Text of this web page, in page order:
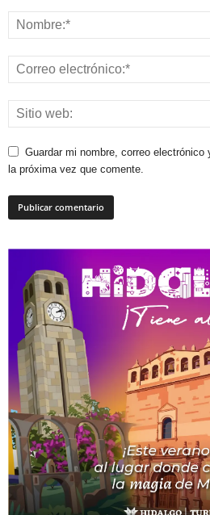
Guardar mi nombre, correo
la próxima vez que comente.